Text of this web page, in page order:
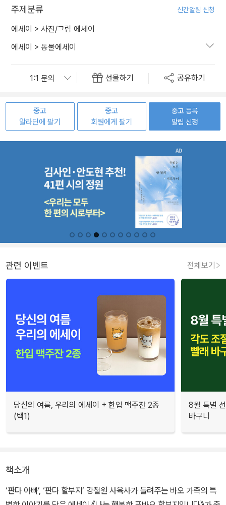
주제분류 신간알림 신청
에세이 > 사진/그림 에세이
에세이 > 동물에세이
선물하기 공유하기
중고
알라딘에 팔기
중고
회원에게 팔기
중고 등록
알림 신청
관련 이벤트 전체보기
당신의 여름, 우리의 에세이 + 한입 맥주잔 2종
(택1)
8월 특별
바구니
책소개
‘판다 아빠’, ‘판다 할부지’ 강철원 사육사가 들려주는 바오 가족의 특